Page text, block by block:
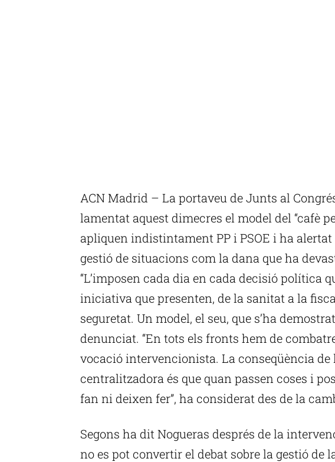
ACN Madrid – La portaveu de Junts al
lamentat aquest dimecres el model del “cafè
apliquen indistintament PP i PSOE i ha alertat
gestió de situacions com la dana que ha
“L’imposen cada dia en cada decisió política
iniciativa que presenten, de la sanitat a la
seguretat. Un model, el seu, que s’ha
denunciat. “En tots els fronts hem de
vocació intervencionista. La conseqüència de
centralitzadora és que quan passen coses i
fan ni deixen fer”, ha considerat des de la
Segons ha dit Nogueras després de la
no es pot convertir el debat sobre la gestió de